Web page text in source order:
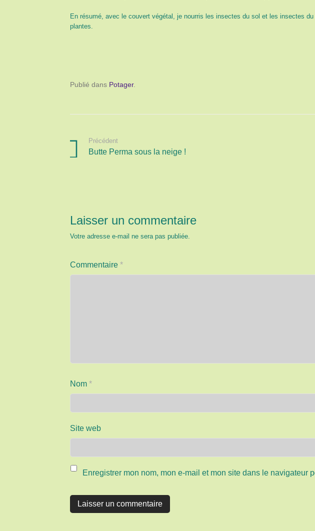
En résumé, avec le couvert végétal, je nourris les insectes du sol et les insectes
plantes.
Publié dans Potager.
Précédent
Butte Perma sous la neige !
Laisser un commentaire
Votre adresse e-mail ne sera pas publiée.
Commentaire *
Nom *
Site web
Enregistrer mon nom, mon e-mail et mon site dans le navigateur